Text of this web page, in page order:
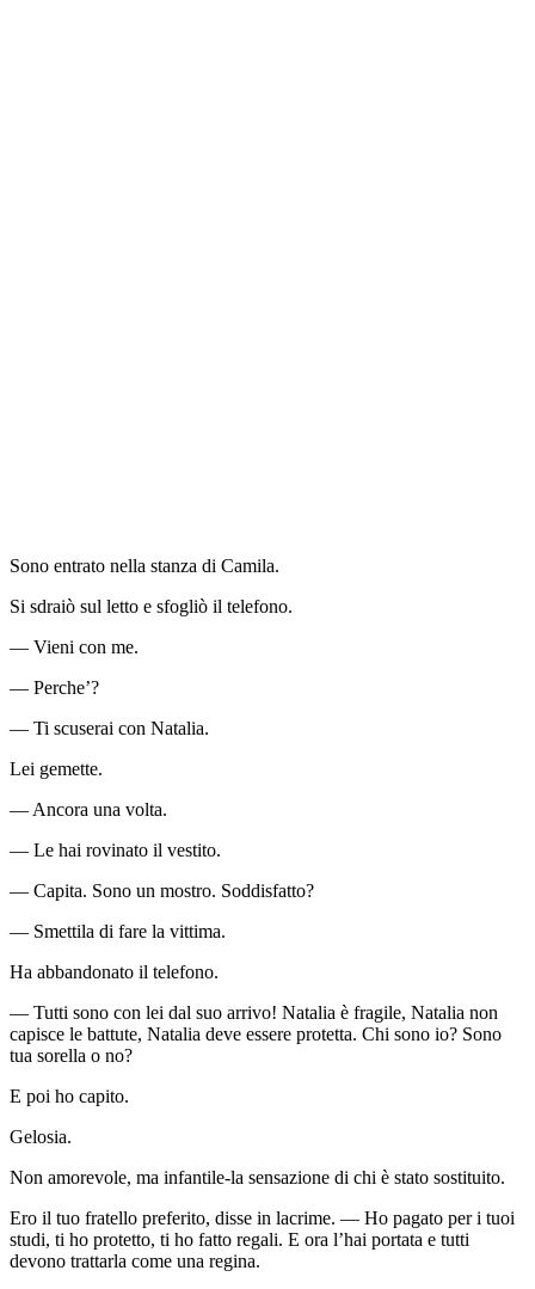
Sono entrato nella stanza di Camila.
Si sdraiò sul letto e sfogliò il telefono.
— Vieni con me.
— Perche’?
— Ti scuserai con Natalia.
Lei gemette.
— Ancora una volta.
— Le hai rovinato il vestito.
— Capita. Sono un mostro. Soddisfatto?
— Smettila di fare la vittima.
Ha abbandonato il telefono.
— Tutti sono con lei dal suo arrivo! Natalia è fragile, Natalia non
capisce le battute, Natalia deve essere protetta. Chi sono io? Sono
tua sorella o no?
E poi ho capito.
Gelosia.
Non amorevole, ma infantile-la sensazione di chi è stato sostituito.
Ero il tuo fratello preferito, disse in lacrime. — Ho pagato per i tuoi
studi, ti ho protetto, ti ho fatto regali. E ora l’hai portata e tutti
devono trattarla come una regina.